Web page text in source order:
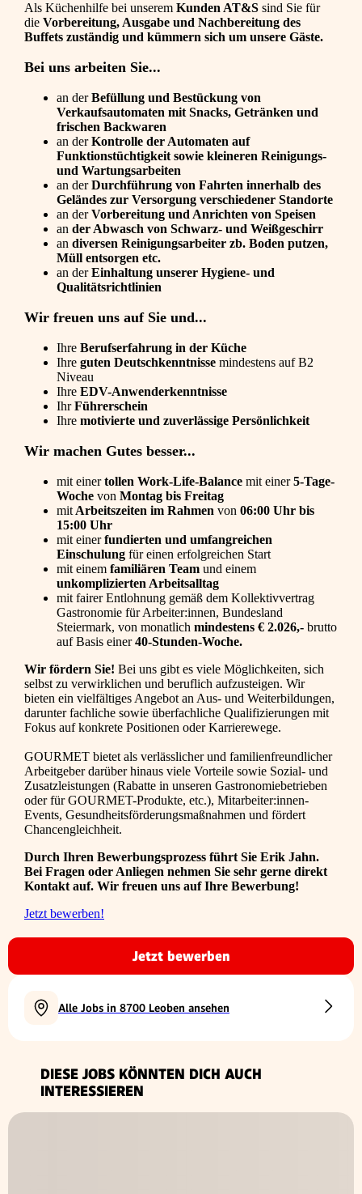
Als Küchenhilfe bei unserem Kunden AT&S sind Sie für
die Vorbereitung, Ausgabe und Nachbereitung des
Buffets zuständig und kümmern sich um unsere Gäste.
Bei uns arbeiten Sie...
an derBefüllung und Bestückung von
Verkaufsautomaten mit Snacks, Getränken und
frischen Backwaren
an derKontrolle der Automaten auf
Funktionstüchtigkeit sowie kleineren Reinigungs-
und Wartungsarbeiten
an derDurchführung von Fahrten innerhalb des
Geländes zur Versorgung verschiedener Standorte
an derVorbereitung und Anrichten von Speisen
an der Abwasch von Schwarz- und Weißgeschirr
an diversen Reinigungsarbeiter zb. Boden putzen,
Müll entsorgen etc.
an derEinhaltung unserer Hygiene- und
Qualitätsrichtlinien
Wir freuen uns auf Sie und...
Ihre Berufserfahrung in der Küche
Ihre guten Deutschkenntnisse mindestens auf B2
Niveau
Ihre EDV-Anwenderkenntnisse
IhrFührerschein
Ihre motivierte und zuverlässige Persönlichkeit
Wir machen Gutes besser...
mit einertollen Work-Life-Balance mit einer5-Tage-
Woche von Montag bis Freitag
mit Arbeitszeiten im Rahmen von 06:00 Uhr bis
15:00 Uhr
mit einerfundierten und umfangreichen
Einschulung für einen erfolgreichen Start
mit einem familiären Team und einem
unkomplizierten Arbeitsalltag
mit fairer Entlohnung gemäß dem Kollektivvertrag
Gastronomie für Arbeiter:innen, Bundesland
Steiermark, von monatlich mindestens € 2.026,- brutto
auf Basis einer40-Stunden-Woche.
Wir fördern Sie! Bei uns gibt es viele Möglichkeiten, sich
selbst zu verwirklichen und beruflich aufzusteigen. Wir
bieten ein vielfältiges Angebot an Aus- und Weiterbildungen,
darunter fachliche sowie überfachliche Qualifizierungen mit
Fokus auf konkrete Positionen oder Karrierewege.
GOURMET bietet als verlässlicher und familienfreundlicher
Arbeitgeber darüber hinaus viele Vorteile sowie Sozial- und
Zusatzleistungen (Rabatte in unseren Gastronomiebetrieben
oder für GOURMET-Produkte, etc.), Mitarbeiter:innen-
Events, Gesundheitsförderungsmaßnahmen und fördert
Chancengleichheit.
Durch Ihren Bewerbungsprozess führt Sie Erik Jahn.
Bei Fragen oder Anliegen nehmen Sie sehr gerne direkt
Kontakt auf. Wir freuen uns auf Ihre Bewerbung!
Jetzt bewerben!
Jetzt bewerben
Alle Jobs in 8700 Leoben ansehen
DIESE JOBS KÖNNTEN DICH AUCH
INTERESSIEREN